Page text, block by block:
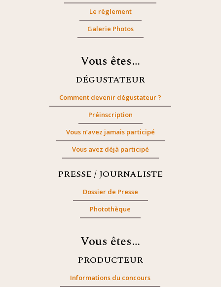
Le règlement
Galerie Photos
Vous êtes…
DÉGUSTATEUR
Comment devenir dégustateur ?
Préinscription
Vous n’avez jamais participé
Vous avez déjà participé
PRESSE / JOURNALISTE
Dossier de Presse
Photothèque
Vous êtes…
PRODUCTEUR
Informations du concours